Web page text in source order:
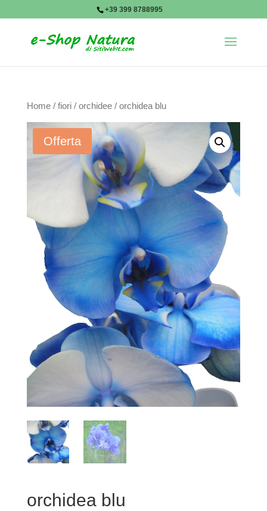
+39 399 8788995
Home/ fiori/ orchidee/ orchidea blu
Offerta
orchidea blu